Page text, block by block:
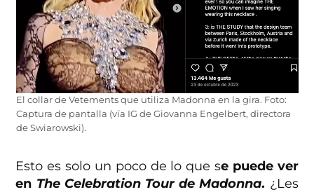
El collar de Vetements que utiliza Madonna en la gira. Foto:
Captura de pantalla (vía IG de Giovanna Engelbert, directora
de Swiarowski).
Esto es solo un poco de lo que se puede ver
en The Celebration Tour de Madonna. ¿Les